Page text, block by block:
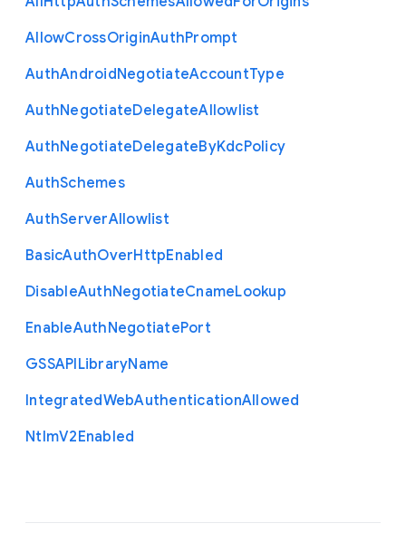
AllowCrossOriginAuthPrompt
AuthAndroidNegotiateAccountType
AuthNegotiateDelegateAllowlist
AuthNegotiateDelegateByKdcPolicy
AuthSchemes
AuthServerAllowlist
BasicAuthOverHttpEnabled
DisableAuthNegotiateCnameLookup
EnableAuthNegotiatePort
GSSAPILibraryName
IntegratedWebAuthenticationAllowed
NtlmV2Enabled